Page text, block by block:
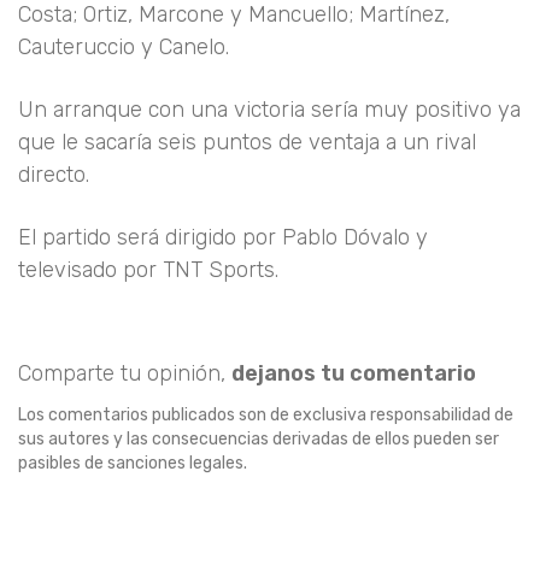
Costa; Ortiz, Marcone y Mancuello; Martínez,
Cauteruccio y Canelo.
Un arranque con una victoria sería muy positivo ya
que le sacaría seis puntos de ventaja a un rival
directo.
El partido será dirigido por Pablo Dóvalo y
televisado por TNT Sports.
Comparte tu opinión, dejanos tu comentario
Los comentarios publicados son de exclusiva responsabilidad de
sus autores y las consecuencias derivadas de ellos pueden ser
pasibles de sanciones legales.